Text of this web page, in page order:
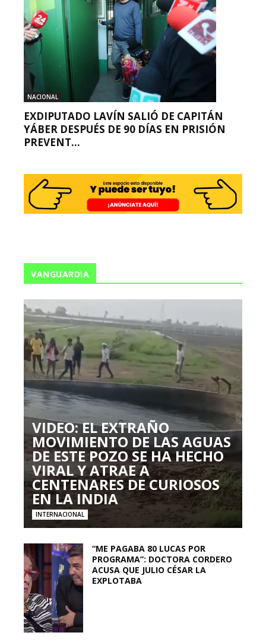
NACIONAL
EXDIPUTADO LAVÍN SALIÓ DE CAPITÁN
YÁBER DESPUÉS DE 90 DÍAS EN PRISIÓN
PREVENT...
VANGUARDIA
VIDEO: EL EXTRAÑO
MOVIMIENTO DE LAS AGUAS
DE ESTE POZO SE HA HECHO
VIRAL Y ATRAE A
CENTENARES DE CURIOSOS
EN LA INDIA
INTERNACIONAL
“ME PAGABA 80 LUCAS POR
PROGRAMA”: DOCTORA CORDERO
ACUSA QUE JULIO CÉSAR LA
EXPLOTABA